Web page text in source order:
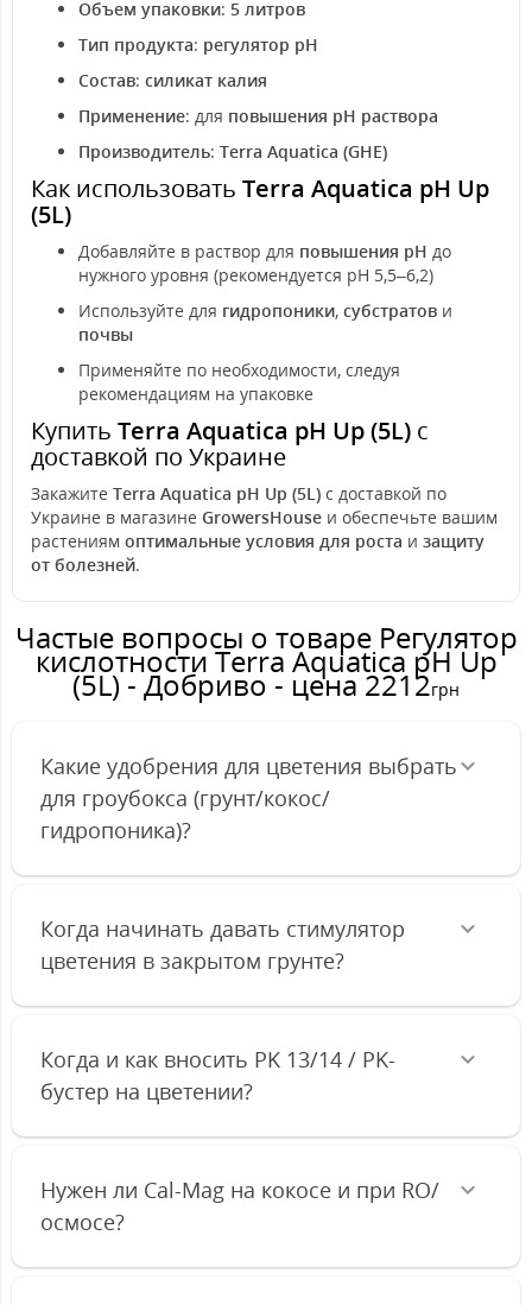
Объем упаковки: 5 литров
Тип продукта: регулятор pH
Состав: силикат калия
Применение: для повышения pH раствора
Производитель: Terra Aquatica (GHE)
Как использовать Terra Aquatica pH Up
(5L)
Добавляйте в раствор для повышения pH до
нужного уровня (рекомендуется pH 5,5–6,2)
Используйте для гидропоники, субстратов и
почвы
Применяйте по необходимости, следуя
рекомендациям на упаковке
Купить Terra Aquatica pH Up (5L) с
доставкой по Украине
Закажите Terra Aquatica pH Up (5L) с доставкой по
Украине в магазине GrowersHouse и обеспечьте вашим
растениям оптимальные условия для роста и защиту
от болезней.
Частые вопросы о товаре Регулятор
кислотности Terra Aquatica pH Up
(5L) - Добриво - цена 2212грн
Какие удобрения для цветения выбрать
для гроубокса (грунт/кокос/
гидропоника)?
Когда начинать давать стимулятор
цветения в закрытом грунте?
Когда и как вносить PK 13/14 / PK-
бустер на цветении?
Нужен ли Cal-Mag на кокосе и при RO/
осмосе?